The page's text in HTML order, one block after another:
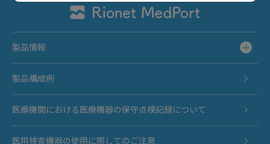
製品情報
製品構成例
医療機関における医療機器の保守点検記録について
医用検査機器の使用に際してのご注意